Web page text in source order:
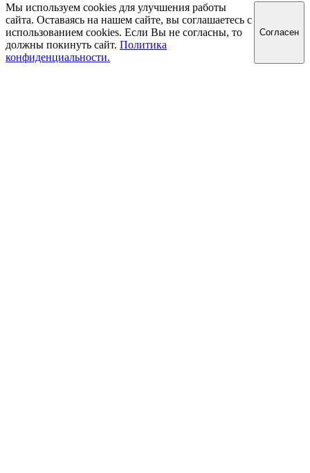
Мы используем cookies для улучшения работы
сайта. Оставаясь на нашем сайте, вы соглашаетесь с
использованием cookies. Если Вы не согласны, то
должны покинуть сайт. Политика
конфиденциальности.
Cогласен